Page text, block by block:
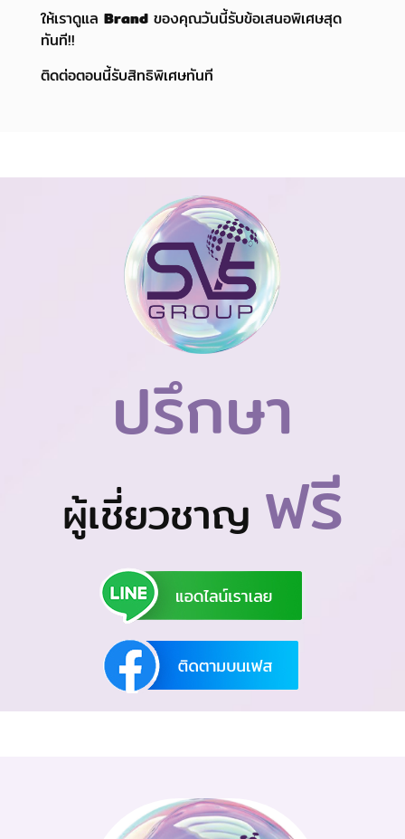
ให้เราดูแล Brand ของคุณวันนี้รับข้อเสนอพิเศษสุด
ทันที!!
ติดต่อตอนนี้รับสิทธิพิเศษทันที
ปรึกษา
ผู้เชี่ยวชาญ ฟรี